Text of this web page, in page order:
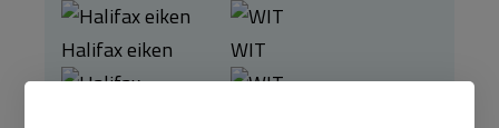
Halifax eiken WIT